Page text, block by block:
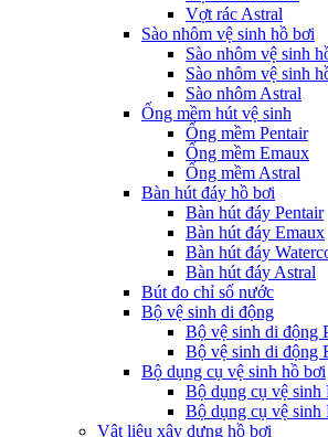
Vợt rác Astral
Sào nhôm vệ sinh hồ bơi
Sào nhôm vệ sinh
Sào nhôm vệ sinh
Sào nhôm Astral
Ống mềm hút vệ sinh
Ống mềm Pentair
Ống mềm Emaux
Ống mềm Astral
Bàn hút đáy hồ bơi
Bàn hút đáy Pentair
Bàn hút đáy Emaux
Bàn hút đáy
Bàn hút đáy Astral
Bút đo chỉ số nước
Bộ vệ sinh di động
Bộ vệ sinh di động
Bộ vệ sinh di động
Bộ dụng cụ vệ sinh hồ bơi
Bộ dụng cụ vệ sinh
Bộ dụng cụ vệ sinh
Vật liệu xây dựng hồ bơi